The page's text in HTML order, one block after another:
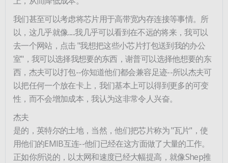
我们甚至可以考虑将芯片用于高带宽内存连接等事情。所
以，这几乎就像......我几乎可以看到在不远的将来，我可以
去一个网站，点击 "我想把这些小芯片打包送到我的办公
室"，我可以选择我想要的东西，谢普可以选择他想要的东
西，杰夫可以打包--你知道他们都会兼容足迹--所以杰夫可
以把任何一个放在卡上，我们基本上可以得到更多的可变
性，而不会增加成本，我认为这非常令人兴奋。
杰夫
是的，英特尔的土地，当然，他们把芯片称为 "瓦片"，使
用他们的EMIB互连--他们已经在这方面做了大量的工作。
正如你所说的，以太网和速度已经大幅提高，就像Shep推